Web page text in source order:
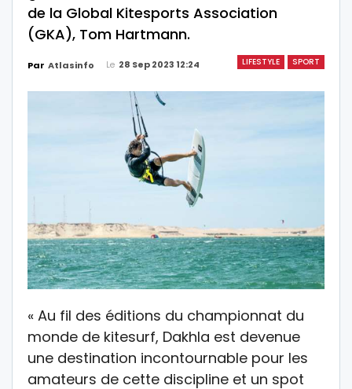
de la Global Kitesports Association
(GKA), Tom Hartmann.
LIFESTYLE SPORT
Par Atlasinfo Le 28 Sep 2023 12:24
« Au fil des éditions du championnat du
monde de kitesurf, Dakhla est devenue
une destination incontournable pour les
amateurs de cette discipline et un spot